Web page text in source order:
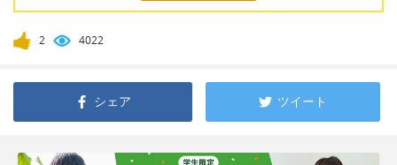
2 4022
シェア ツイート